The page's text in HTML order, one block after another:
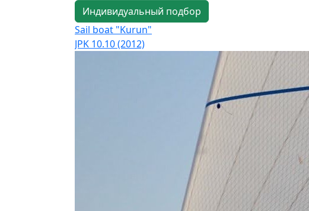
Индивидуальный подбор
Sail boat "Kurun"
JPK 10.10 (2012)